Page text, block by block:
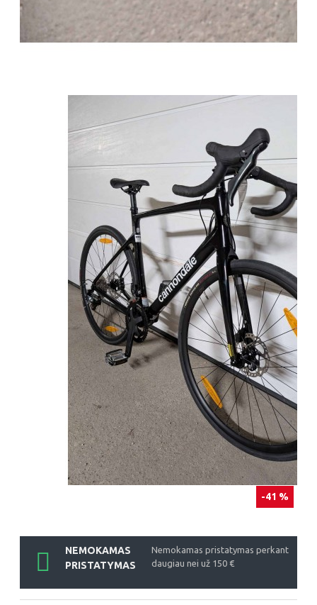
-41 %
NEMOKAMAS
PRISTATYMAS
Nemokamas pristatymas perkant
daugiau nei už 150 €